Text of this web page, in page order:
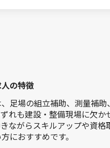
の特徴
、足場の組立補助、測量補
れも建設・整備現場に欠
ながらスキルアップや資
におすすめです。